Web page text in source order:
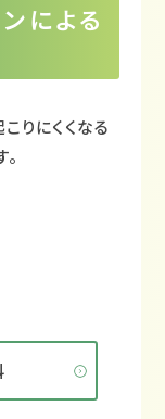
による
りにくくなる